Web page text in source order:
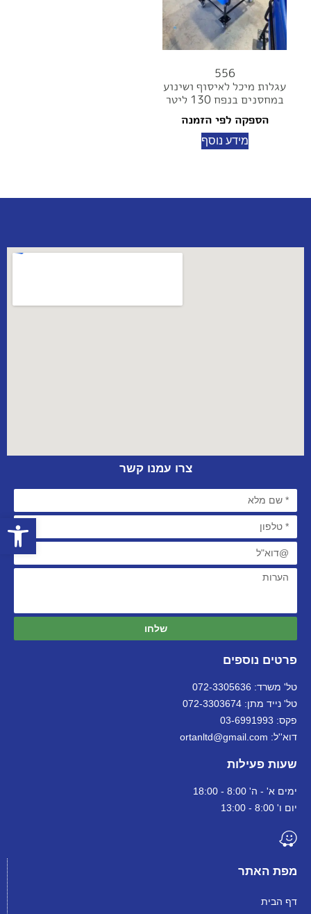
556
עגלות מיכל לאיסוף ושינוע
במחסנים בנפח 130 ליטר
הספקה לפי הזמנה
מידע נוסף
מפת האתר
דף הבית
פרטים נוספים
טל' משרד: 072-3305636
טל' נייד מתן: 072-3303674
פקס: 03-6991993
דוא''ל: ortanltd@gmail.com
שעות פעילות
ימים א' - ה' 8:00 - 18:00
יום ו' 8:00 - 13:00
צרו עמנו קשר
שלחו
פתח